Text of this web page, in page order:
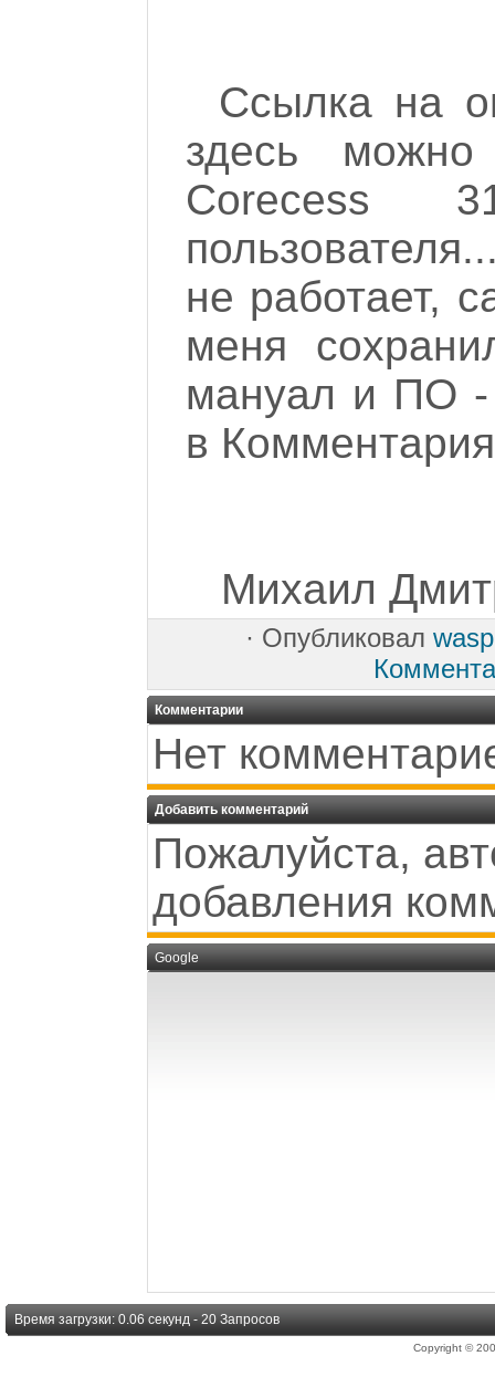
Ссылка на
здесь
Corecess
не работает,
меня
мануал и ПО -
в
Михаил
· Опубликовал wasp
Комментарии
Нет
Добавить комментарий
Пожалуйста,
добавления
Google
Время загрузки: 0.06 секунд - 20 Запросов
Copyright ©